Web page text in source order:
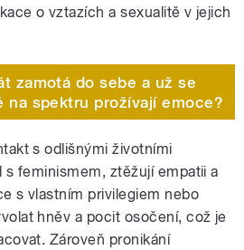
o vztazích a sexualitě v jejich
zamotá do sebe a už se
na spektru prožívají emoce?
s odlišnými životními
s feminismem, ztěžují empatii a
s vlastním privilegiem nebo
hněv a pocit osočení, což je
Zároveň pronikání